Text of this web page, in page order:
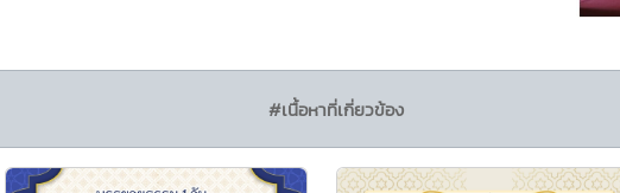
#เนื้อหาที่เกี่ยวข้อง